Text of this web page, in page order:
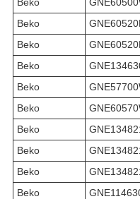
Beko
Beko
Beko
Beko
Beko
Beko
Beko
Beko
Beko